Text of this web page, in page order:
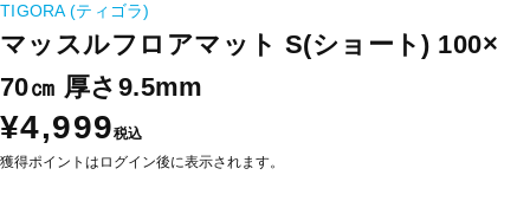
TIGORA (ティゴラ)
マッスルフロアマット S(ショート) 100×
70㎝ 厚さ9.5mm
¥4,999税込
獲得ポイントはログイン後に表示されます。